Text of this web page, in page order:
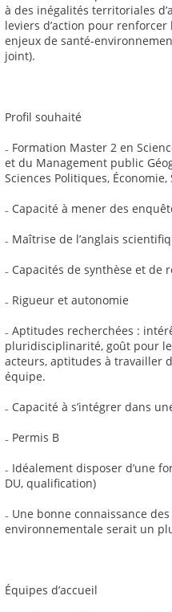
à des inégalités territoriales
leviers d’action pour
enjeux de santé-
joint).
Profil souhaité
₋ Formation Master 2 en
et du Management public
Sciences Politiques, Économie,
₋ Capacité à mener des
₋ Maîtrise de l’anglais
₋ Capacités de synthèse et de
₋ Rigueur et autonomie
₋ Aptitudes recherchées :
pluridisciplinarité, goût pour
acteurs, aptitudes à travailler
équipe.
₋ Capacité à s’intégrer dans
₋ Permis B
₋ Idéalement disposer d’une
DU, qualification)
₋ Une bonne connaissance
environnementale serait un
Équipes d’accueil